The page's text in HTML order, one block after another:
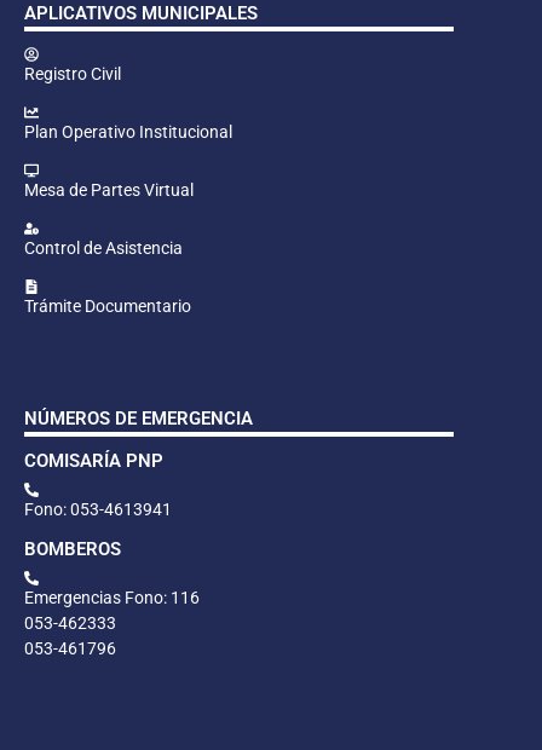
APLICATIVOS MUNICIPALES
Registro Civil
Plan Operativo Institucional
Mesa de Partes Virtual
Control de Asistencia
Trámite Documentario
NÚMEROS DE EMERGENCIA
COMISARÍA PNP
Fono: 053-4613941
BOMBEROS
Emergencias Fono: 116
053-462333
053-461796